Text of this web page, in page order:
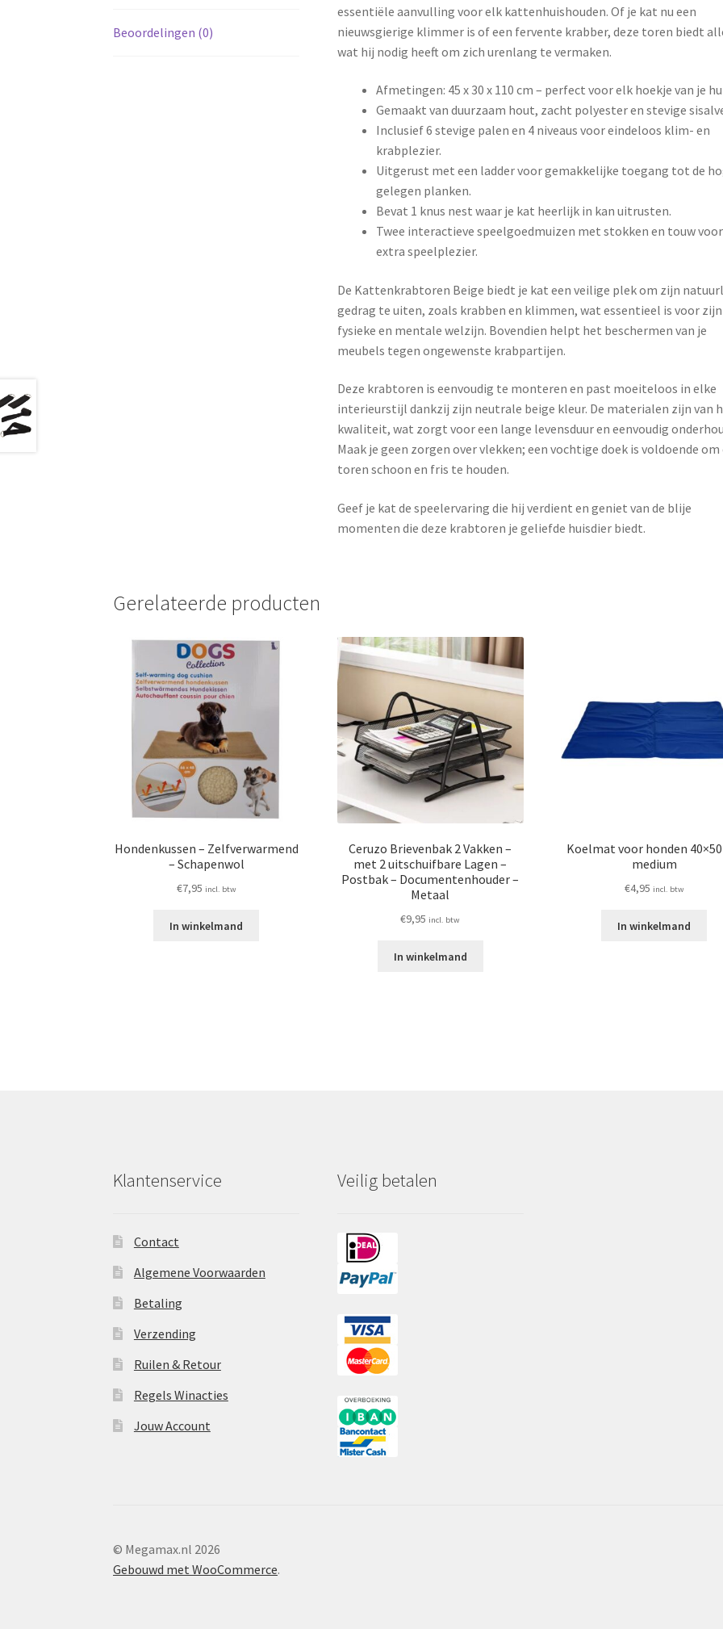
Beoordelingen (0)
essentiële aanvulling voor elk kattenhuishouden. Of je kat nu een
nieuwsgierige klimmer is of een fervente krabber, deze toren biedt
wat hij nodig heeft om zich urenlang te vermaken.
Afmetingen: 45 x 30 x 110 cm – perfect voor elk hoekje van je
Gemaakt van duurzaam hout, zacht polyester en stevige
Inclusief 6 stevige palen en 4 niveaus voor eindeloos klim- en
krabplezier.
Uitgerust met een ladder voor gemakkelijke toegang tot de
gelegen planken.
Bevat 1 knus nest waar je kat heerlijk in kan uitrusten.
Twee interactieve speelgoedmuizen met stokken en touw voor
extra speelplezier.
De Kattenkrabtoren Beige biedt je kat een veilige plek om zijn
gedrag te uiten, zoals krabben en klimmen, wat essentieel is voor zijn
fysieke en mentale welzijn. Bovendien helpt het beschermen van je
meubels tegen ongewenste krabpartijen.
Deze krabtoren is eenvoudig te monteren en past moeiteloos in elke
interieurstijl dankzij zijn neutrale beige kleur. De materialen zijn van
kwaliteit, wat zorgt voor een lange levensduur en eenvoudig
Maak je geen zorgen over vlekken; een vochtige doek is voldoende om
toren schoon en fris te houden.
Geef je kat de speelervaring die hij verdient en geniet van de blije
momenten die deze krabtoren je geliefde huisdier biedt.
Gerelateerde producten
Hondenkussen – Zelfverwarmend
– Schapenwol
€7,95 incl. btw
In winkelmand
Ceruzo Brievenbak 2 Vakken –
met 2 uitschuifbare Lagen –
Postbak – Documentenhouder –
Metaal
€9,95 incl. btw
In winkelmand
Koelmat voor honden
medium
€4,95 incl. btw
In winkelmand
Klantenservice
Contact
Algemene Voorwaarden
Betaling
Verzending
Ruilen & Retour
Regels Winacties
Jouw Account
Veilig betalen
© Megamax.nl 2026
Gebouwd met WooCommerce.